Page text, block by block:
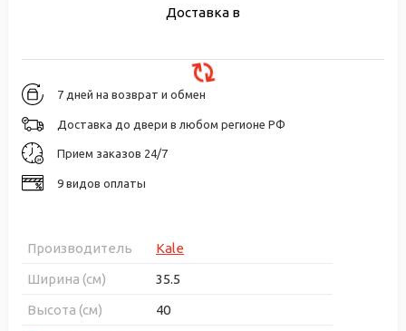
Доставка в
7 дней на возврат и обмен
Доставка до двери в любом регионе РФ
Прием заказов 24/7
9 видов оплаты
Производитель
Kale
Ширина (см)
35.5
Высота (см)
40